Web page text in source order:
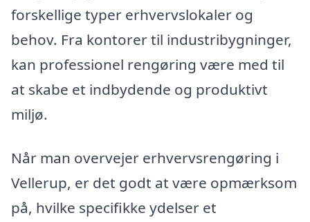
forskellige typer erhvervslokaler og
behov. Fra kontorer til industribygninger,
kan professionel rengøring være med til
at skabe et indbydende og produktivt
miljø.
Når man overvejer erhvervsrengøring i
Vellerup, er det godt at være opmærksom
på, hvilke specifikke ydelser et